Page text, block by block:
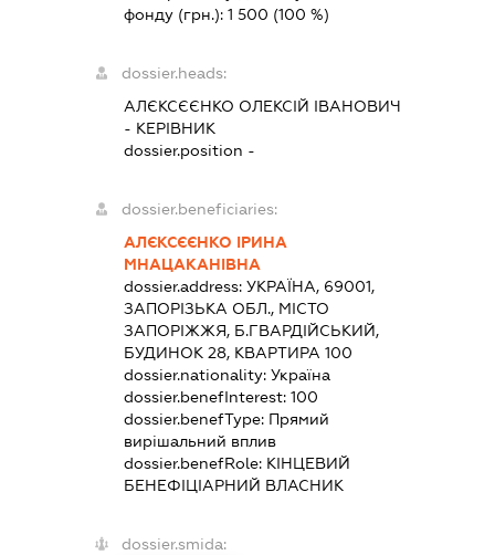
фонду (грн.): 1 500 (100 %)
dossier.heads:
АЛЄКСЄЄНКО ОЛЕКСІЙ ІВАНОВИЧ
- КЕРІВНИК
dossier.position -
dossier.beneficiaries:
АЛЄКСЄЄНКО ІРИНА
МНАЦАКАНІВНА
dossier.address: УКРАЇНА, 69001,
ЗАПОРІЗЬКА ОБЛ., МІСТО
ЗАПОРІЖЖЯ, Б.ГВАРДІЙСЬКИЙ,
БУДИНОК 28, КВАРТИРА 100
dossier.nationality: Україна
dossier.benefInterest: 100
dossier.benefType: Прямий
вирішальний вплив
dossier.benefRole: КІНЦЕВИЙ
БЕНЕФІЦІАРНИЙ ВЛАСНИК
dossier.smida: